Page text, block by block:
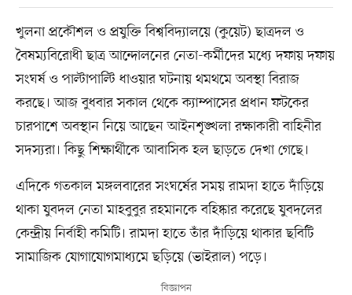
খুলনা প্রকৌশল ও প্রযুক্তি বিশ্ববিদ্যালয়ে (কুয়েট) ছাত্রদল ও
বৈষম্যবিরোধী ছাত্র আন্দোলনের নেতা-কর্মীদের মধ্যে দফায় দফায়
সংঘর্ষ ও পাল্টাপাল্টি ধাওয়ার ঘটনায় থমথমে অবস্থা বিরাজ
করছে। আজ বুধবার সকাল থেকে ক্যাম্পাসের প্রধান ফটকের
চারপাশে অবস্থান নিয়ে আছেন আইনশৃঙ্খলা রক্ষাকারী বাহিনীর
সদস্যরা। কিছু শিক্ষার্থীকে আবাসিক হল ছাড়তে দেখা গেছে।
এদিকে গতকাল মঙ্গলবারের সংঘর্ষের সময় রামদা হাতে দাঁড়িয়ে
থাকা যুবদল নেতা মাহবুবুর রহমানকে বহিষ্কার করেছে যুবদলের
কেন্দ্রীয় নির্বাহী কমিটি। রামদা হাতে তাঁর দাঁড়িয়ে থাকার ছবিটি
সামাজিক যোগাযোগমাধ্যমে ছড়িয়ে (ভাইরাল) পড়ে।